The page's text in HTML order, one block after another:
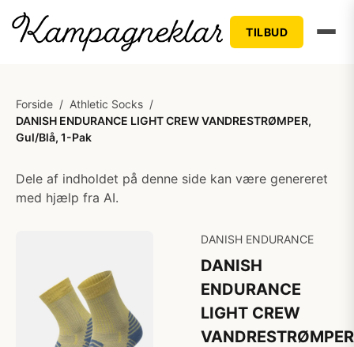
TILBUD
Forside / Athletic Socks /
DANISH ENDURANCE LIGHT CREW VANDRESTRØMPER,
Gul/Blå, 1-Pak
Dele af indholdet på denne side kan være genereret
med hjælp fra AI.
DANISH ENDURANCE
DANISH
ENDURANCE
LIGHT CREW